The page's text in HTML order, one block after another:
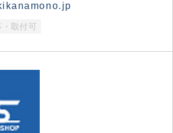
・取付可